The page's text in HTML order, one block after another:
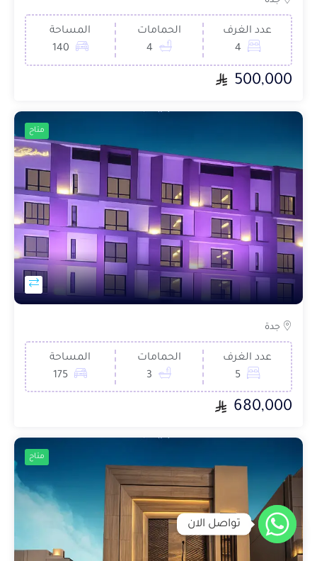
عدد الغرف
4
الحمامات
4
المساحة
140
500,000
متاح
جدة
عدد الغرف
5
الحمامات
3
المساحة
175
680,000
متاح
تواصل الان